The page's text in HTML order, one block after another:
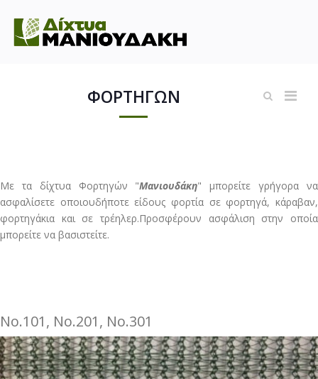
ΦΟΡΤΗΓΩΝ
Με τα δίχτυα Φορτηγών "Μανιουδάκη" μπορείτε γρήγορα να
ασφαλίσετε οποιουδήποτε είδους φορτία σε φορτηγά, κάραβαν,
φορτηγάκια και σε τρέηλερ.Προσφέρουν ασφάλιση στην οποία
μπορείτε να βασιστείτε.
Νo.101, Νo.201, Νo.301